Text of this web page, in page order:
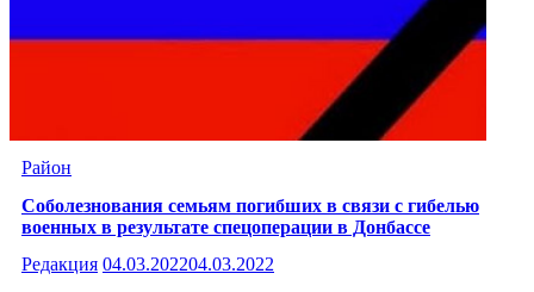
Район
Соболезнования семьям погибших в связи с гибелью
военных в результате спецоперации в Донбассе
Редакция 04.03.202204.03.2022